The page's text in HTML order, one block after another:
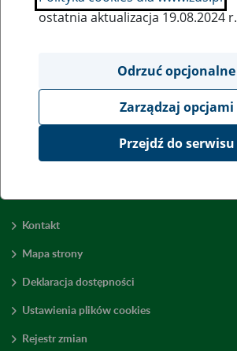
Wyświetl wszystkie
Kontakt
Mapa strony
Deklaracja dostępności
Ustawienia plików cookies
Rejestr zmian
ostatnia aktualizacja 19.08.2024 r.
Odrzuć opcjonalne
Zarządzaj opcjami
Przejdź do serwisu